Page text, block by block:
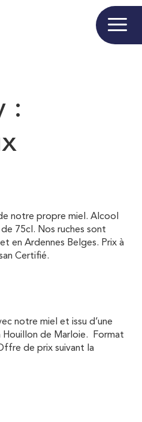
:
notre propre miel. Alcool
75cl. Nos ruches sont
en Ardennes Belges. Prix à
Certifié.
notre miel et issu d’une
Houillon de Marloie. Format
de prix suivant la